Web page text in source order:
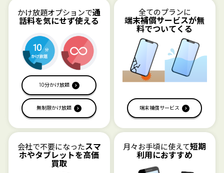
5G、4G LTEサービスエリアが異なります。
【通信速度の制御】
月間通信容量の残量がない状態で、3日あたりの通信量が366MBを超
えた場合、通信の速度を制限する場合があります。
【利用開始月のデータ通信量】
利用開始月のデータ通信量は、日割りとなります。
●au回線（Aタイプ）
【通信エリア】
auの5G、4G LTEの利用可能エリアに準じます。端末によって5G、4G
LTEサービスエリアが異なります。
●ソフトバンク回線（Sタイプ）
【通信エリア】
ソフトバンクの5G、4G LTEの利用可能エリアに準じます。端末によっ
て5G、4G LTEサービスエリアが異なります。
かけ放題オプションで通
話料を気にせず使える
10分かけ放題
無制限かけ放題
全てのプランに
端末補償サービスが無
料でついてくる
端末補償サービス
会社で不要になったスマ
ホやタブレットを高価
買取
月々お手頃に使えて短期
利用におすすめ